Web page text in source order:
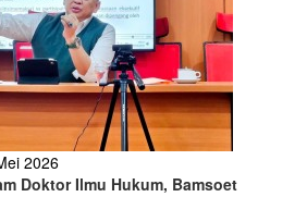
2026
Doktor Ilmu Hukum, Bamsoet